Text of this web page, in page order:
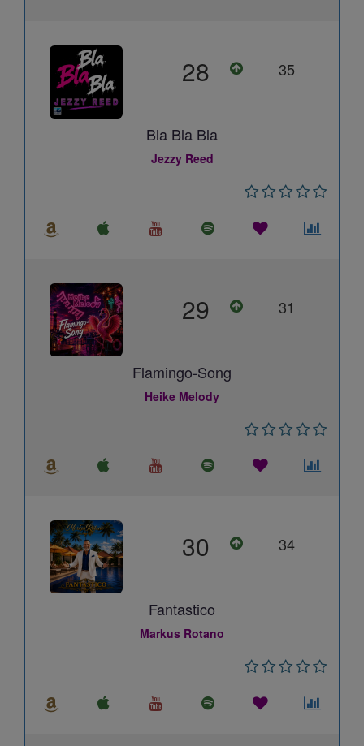
28 35
Bla Bla Bla
Jezzy Reed
29 31
Flamingo-Song
Heike Melody
30 34
Fantastico
Markus Rotano